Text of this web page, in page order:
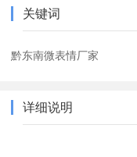
关键词
黔东南微表情厂家
详细说明